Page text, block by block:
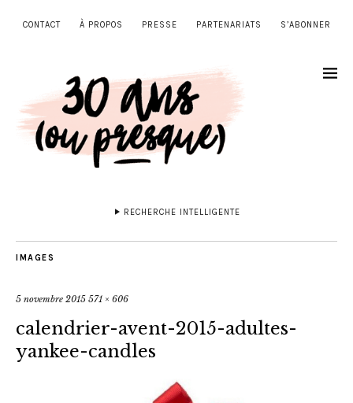
CONTACT À PROPOS PRESSE PARTENARIATS S’ABONNER
RECHERCHE INTELLIGENTE
IMAGES
5 novembre 2015 571 × 606
calendrier-avent-2015-adultes-
yankee-candles